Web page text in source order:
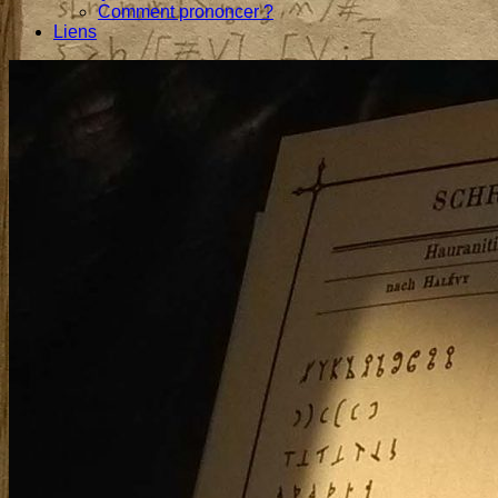
Comment prononcer ?
Liens